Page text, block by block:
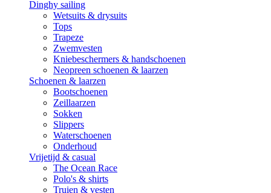
Dinghy sailing
Wetsuits & drysuits
Tops
Trapeze
Zwemvesten
Kniebeschermers & handschoenen
Neopreen schoenen & laarzen
Schoenen & laarzen
Bootschoenen
Zeillaarzen
Sokken
Slippers
Waterschoenen
Onderhoud
Vrijetijd & casual
The Ocean Race
Polo's & shirts
Truien & vesten